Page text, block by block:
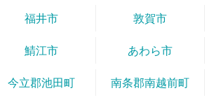
福井市 敦賀市
鯖江市 あわら市
今立郡池田町 南条郡南越前町